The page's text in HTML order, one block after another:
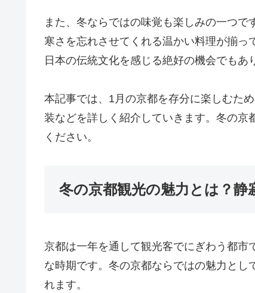
また、冬ならではの味覚も楽しみの一つで
寒さを忘れさせてくれる温かい料理が揃っ
日本の伝統文化を感じる絶好の機会でもあ
本記事では、1月の京都を存分に楽しむた
装などを詳しく紹介していきます。冬の
ください。
冬の京都観光の魅力とは？静
京都は一年を通して観光客でにぎわう都
な時期です。冬の京都ならではの魅力とし
れます。